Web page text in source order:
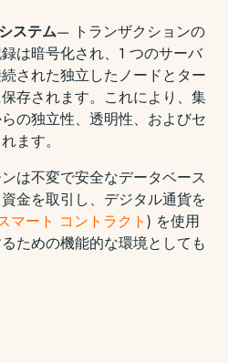
ステム— トランザクションの
は暗号化され、1 つのサーバ
された独立したノードとター
存されます。これにより、集
の独立性、透明性、およびセ
ます。
は不変で安全なデータベース
金を取引し、デジタル通貨を
マート コントラクト) を使用
ための機能的な環境としても